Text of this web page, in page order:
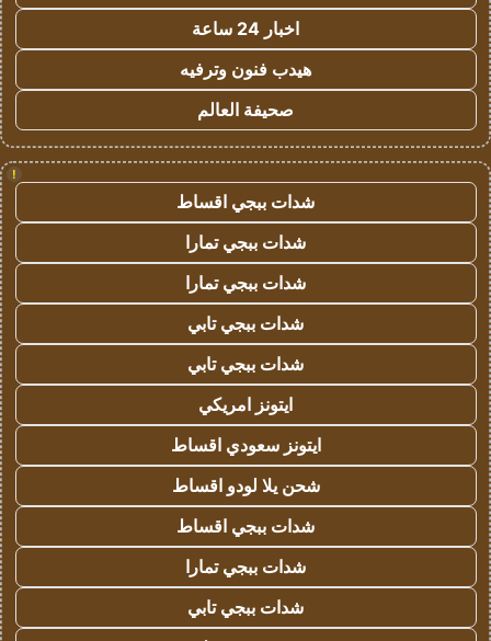
اخبار 24 ساعة
هيدب فنون وترفيه
صحيفة العالم
!
شدات ببجي اقساط
شدات ببجي تمارا
شدات ببجي تمارا
شدات ببجي تابي
شدات ببجي تابي
ايتونز امريكي
ايتونز سعودي اقساط
شحن يلا لودو اقساط
شدات ببجي اقساط
شدات ببجي تمارا
شدات ببجي تابي